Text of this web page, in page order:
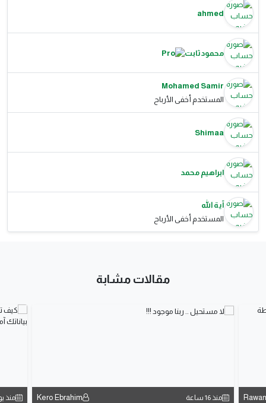
ahmed
محمود ثابت
Mohamed Samir
المستخدم أخفى الأرباح
Shimaa
ابراهيم محمد
آية الله
المستخدم أخفى الأرباح
مقالات مشابة
Rawan منذ 16 ساعة Kero Ebrahim منذ